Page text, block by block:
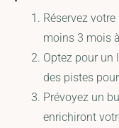
Réservez
moins 3 mois
Optez pour un
des pistes
Prévoyez un
enrichiront